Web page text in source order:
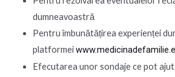
dumneavoastră
Pentru îmbunătățirea experienței
platformei
Efecutarea unor sondaje ce pot